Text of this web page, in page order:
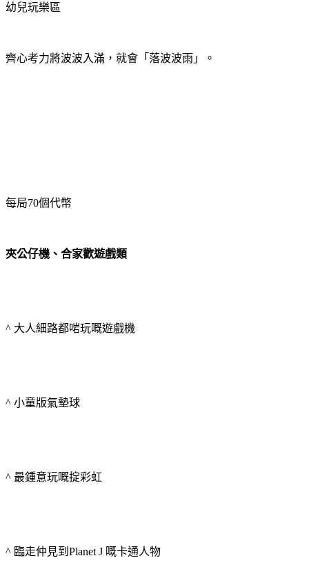
幼兒玩樂區
齊心考力將波波入滿，就會「落波波雨」。
每局70個代幣
夾公仔機、合家歡遊戲類
^ 大人細路都啱玩嘅遊戲機
^ 小童版氣墊球
^ 最鍾意玩嘅掟彩虹
^ 臨走仲見到Planet J 嘅卡通人物